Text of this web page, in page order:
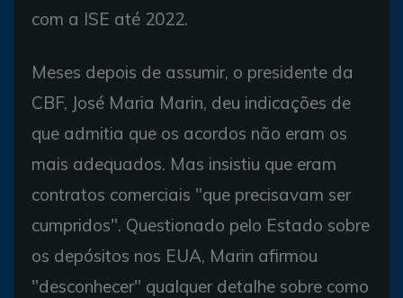
com a ISE até 2022.
Meses depois de assumir, o presidente da
CBF, José Maria Marin, deu indicações de
que admitia que os acordos não eram os
mais adequados. Mas insistiu que eram
contratos comerciais "que precisavam ser
cumpridos". Questionado pelo Estado sobre
os depósitos nos EUA, Marin afirmou
"desconhecer" qualquer detalhe sobre como